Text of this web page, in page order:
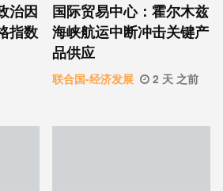
治因
指数
国际贸易中心：霍尔木兹
海峡航运中断冲击关键产
品供应
联合国-经济发展 2 天 之前